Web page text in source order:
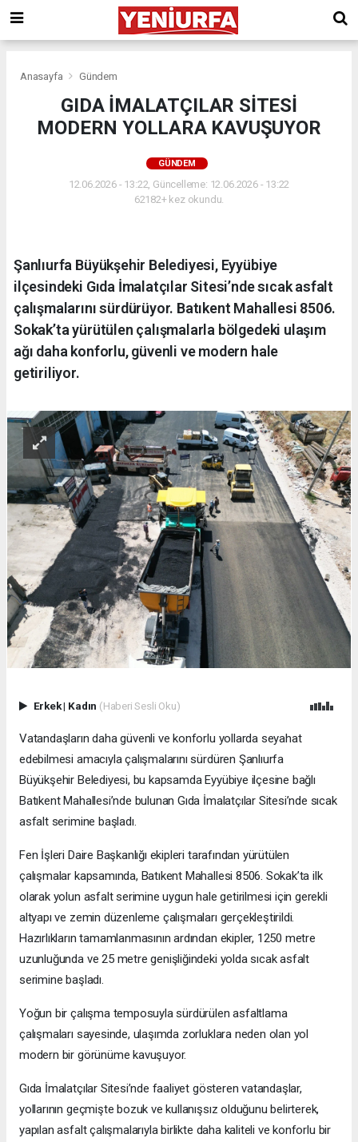
Anasayfa Gündem
GIDA İMALATÇILAR SİTESİ
MODERN YOLLARA KAVUŞUYOR
GÜNDEM
12.06.2026 - 13:22, Güncelleme: 12.06.2026 - 13:22
62182+ kez okundu.
Şanlıurfa Büyükşehir Belediyesi, Eyyübiye
ilçesindeki Gıda İmalatçılar Sitesi’nde sıcak asfalt
çalışmalarını sürdürüyor. Batıkent Mahallesi 8506.
Sokak’ta yürütülen çalışmalarla bölgedeki ulaşım
ağı daha konforlu, güvenli ve modern hale
getiriliyor.
Erkek| Kadın (Haberi Sesli Oku)
Vatandaşların daha güvenli ve konforlu yollarda seyahat
edebilmesi amacıyla çalışmalarını sürdüren Şanlıurfa
Büyükşehir Belediyesi, bu kapsamda Eyyübiye ilçesine bağlı
Batıkent Mahallesi’nde bulunan Gıda İmalatçılar Sitesi’nde sıcak
asfalt serimine başladı.
Fen İşleri Daire Başkanlığı ekipleri tarafından yürütülen
çalışmalar kapsamında, Batıkent Mahallesi 8506. Sokak’ta ilk
olarak yolun asfalt serimine uygun hale getirilmesi için gerekli
altyapı ve zemin düzenleme çalışmaları gerçekleştirildi.
Hazırlıkların tamamlanmasının ardından ekipler, 1250 metre
uzunluğunda ve 25 metre genişliğindeki yolda sıcak asfalt
serimine başladı.
Yoğun bir çalışma temposuyla sürdürülen asfaltlama
çalışmaları sayesinde, ulaşımda zorluklara neden olan yol
modern bir görünüme kavuşuyor.
Gıda İmalatçılar Sitesi’nde faaliyet gösteren vatandaşlar,
yollarının geçmişte bozuk ve kullanışsız olduğunu belirterek,
yapılan asfalt çalışmalarıyla birlikte daha kaliteli ve konforlu bir